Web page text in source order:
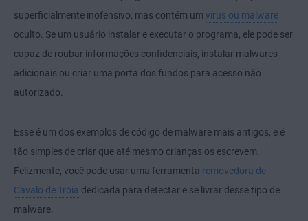
superficialmente inofensivo, mas contém um vírus ou malware
oculto. Se um usuário instalar e executar o programa, ele pode ser
capaz de roubar informações confidenciais, instalar malwares
adicionais ou criar uma porta dos fundos para acesso não
autorizado.
Esse é um dos exemplos de código de malware mais antigos, e é
tão simples de criar que até mesmo crianças os escrevem.
Felizmente, você pode usar uma ferramenta removedora de
Cavalo de Troia dedicada para detectar e se livrar desse tipo de
malware.